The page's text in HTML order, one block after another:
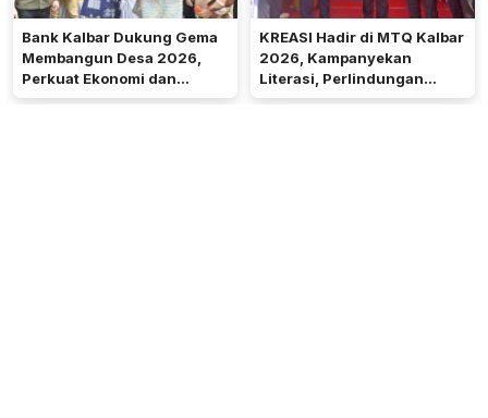
Bank Kalbar Dukung Gema
Membangun Desa 2026,
Perkuat Ekonomi dan
Kemandirian Desa di Kalbar
KREASI Hadir di MTQ Kalbar
2026, Kampanyekan
Literasi, Perlindungan
Anak, dan Wajib Belajar 13